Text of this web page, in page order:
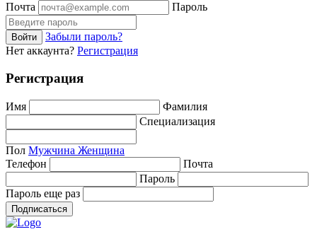
Почта Пароль
Войти
Забыли пароль?
Нет аккаунта? Регистрация
Регистрация
Имя
Фамилия
Специализация
Пол Мужчина Женщина
Телефон
Почта
Пароль
Пароль еще раз
Подписаться